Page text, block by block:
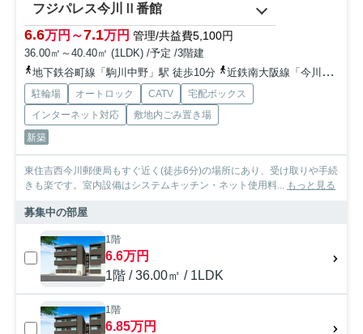
フジパレス今川Ⅱ番館
6.6万円～7.1万円 管理/共益費5,100円
36.00㎡～40.40㎡ (1LDK) /予定 /3階建
地下鉄谷町線「駒川中野」駅 徒歩10分
近鉄南大阪線「今川」駅 徒歩10分
駐輪場 オートロック CATV
宅配ボックス
インターネット対応
敷地内ごみ置き場
新築
東住吉西今川郵便局もすぐ近く(徒歩6分)の場所にあり、受け取りや手続
きも楽です。室内設備はシステムキッチン・ネット使用料... もっと見る
募集中の部屋
1階
6.6万円
1階 / 36.00㎡ / 1LDK
1階
6.85万円